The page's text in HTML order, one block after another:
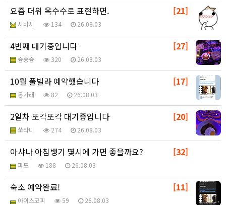
[21]
요즘 더위 옥수수로 표현하면.
시바시 134 26.08.03
[27]
4번째 대기중입니다
슝슝슝 320 26.08.03
[17]
10월 풀빌라 예약했습니다
몽가래 82 26.08.03
[20]
2일차 또각또각 대기중입니다
쏘라니 274 26.08.03
[32]
아샤나 아침뱅기 몇시에 가면 좋을까요?
파도 188 26.08.03
[11]
숙소 예약완료!
아이스코피 59 26.08.03